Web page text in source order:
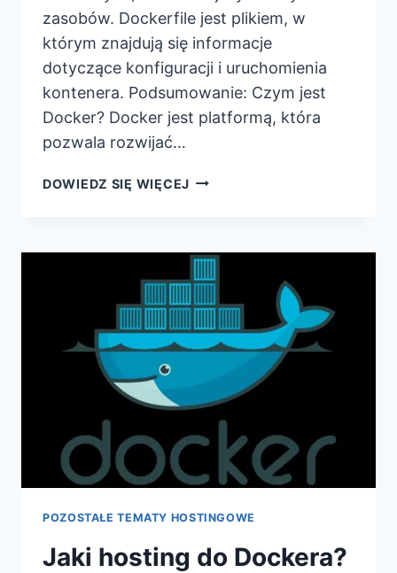
zasobów. Dockerfile jest plikiem, w
którym znajdują się informacje
dotyczące konfiguracji i uruchomienia
kontenera. Podsumowanie: Czym jest
Docker? Docker jest platformą, która
pozwala rozwijać…
DOWIEDZ SIĘ WIĘCEJDOCKER
POCZĄTKUJĄCYCH.
JAK
ZACZĄĆ
DOCKEREM?
POZOSTAŁE TEMATY HOSTINGOWE
Jaki hosting do Dockera?